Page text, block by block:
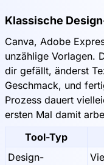
Klassische
Canva, Adobe
unzählige Vorlagen.
dir gefällt, änderst
Geschmack, und
Prozess dauert
ersten Mal damit
Tool-Typ
Design-